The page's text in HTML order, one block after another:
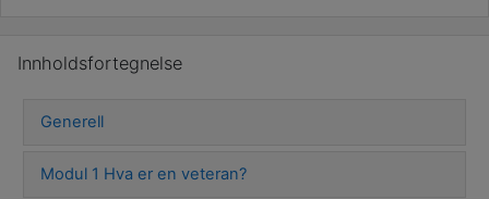
Innholdsfortegnelse
Generell
Modul 1 Hva er en veteran?